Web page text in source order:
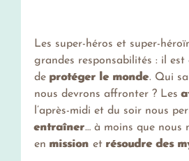
Les super-héros et super-
grandes responsabilités : il
deprotéger le monde. Qui
nous devrons affronter ? Les
l’après-midi et du soir nous
entraîner… à moins que nous
enmission etrésoudre des